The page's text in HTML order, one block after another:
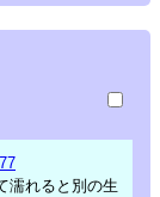
濡れると別の生